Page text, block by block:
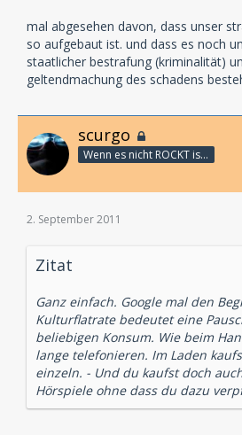
mal abgesehen davon, dass unser
so aufgebaut ist. und dass es noch
staatlicher bestrafung (kriminalität)
geltendmachung des schadens
scurgo
Wenn es nicht ROCKT is es fürn ARSCH!
2. September 2011
Zitat
Ganz einfach. Google mal den
Kulturflatrate bedeutet eine
beliebigen Konsum. Wie beim
lange telefonieren. Im Laden
einzeln. - Und du kaufst doch
Hörspiele ohne dass du dazu